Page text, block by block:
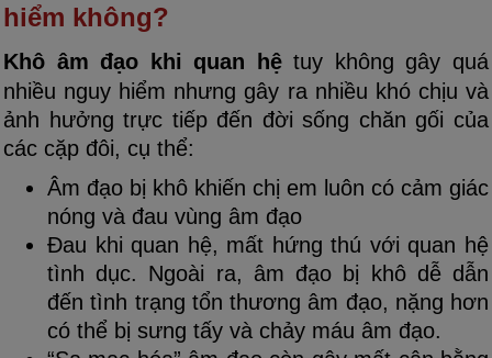
hiểm không?
Khô âm đạo khi quan hệtuy không gây quá
nhiều nguy hiểm nhưng gây ra nhiều khó chịu và
ảnh hưởng trực tiếp đến đời sống chăn gối của
các cặp đôi, cụ thể:
Âm đạo bị khô khiến chị em luôn có cảm giác
nóng và đau vùng âm đạo
Đau khi quan hệ, mất hứng thú với quan hệ
tình dục. Ngoài ra, âm đạo bị khô dễ dẫn
đến tình trạng tổn thương âm đạo, nặng hơn
có thể bị sưng tấy và chảy máu âm đạo.